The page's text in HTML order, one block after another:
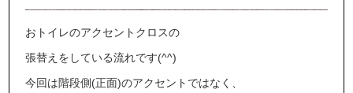
おトイレのアクセントクロスの
張替えをしている流れです(^^)
今回は階段側(正面)のアクセントではなく、